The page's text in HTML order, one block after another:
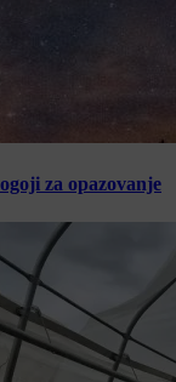
za opazovanje